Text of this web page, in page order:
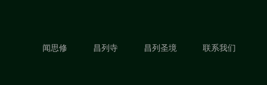
闻思修 昌列寺 昌列圣境 联系我们